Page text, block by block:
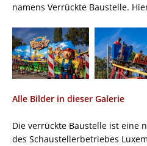
namens Verrückte Baustelle.
Alle Bilder in dieser Galerie
Die verrückte Baustelle ist eine
des Schaustellerbetriebes